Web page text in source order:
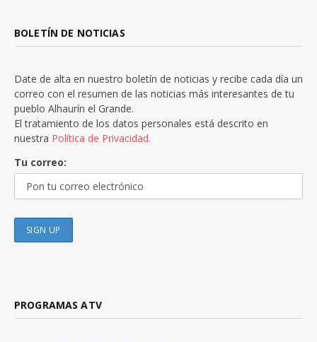
BOLETÍN DE NOTICIAS
Date de alta en nuestro boletín de noticias y recibe cada día un
correo con el resumen de las noticias más interesantes de tu
pueblo Alhaurín el Grande.
El tratamiento de los datos personales está descrito en
nuestra Política de Privacidad.
Tu correo:
PROGRAMAS ATV